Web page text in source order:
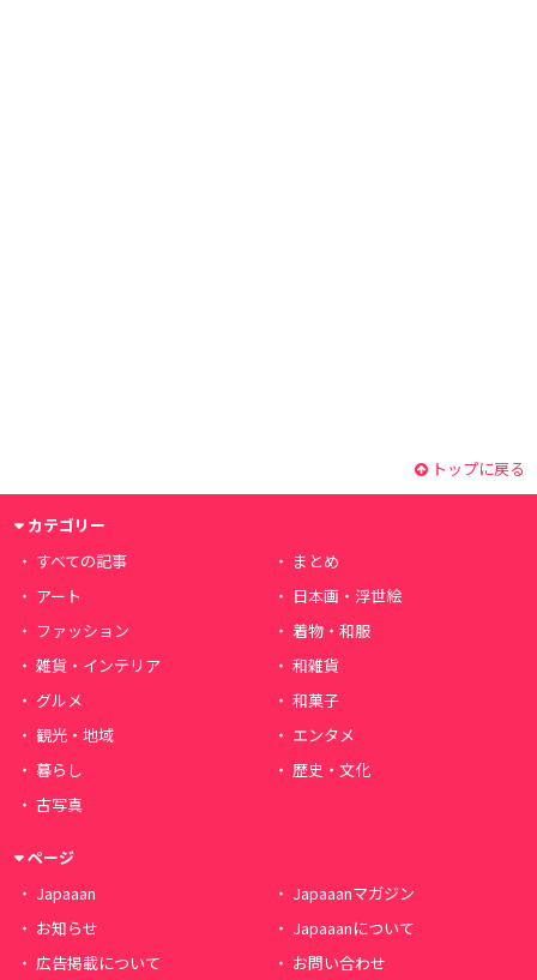
トップに戻る
カテゴリー
すべての記事
まとめ
アート
日本画・浮世絵
ファッション
着物・和服
雑貨・インテリア
和雑貨
グルメ
和菓子
観光・地域
エンタメ
暮らし
歴史・文化
古写真
ページ
Japaaan
Japaaanマガジン
お知らせ
Japaaanについて
広告掲載について
お問い合わせ